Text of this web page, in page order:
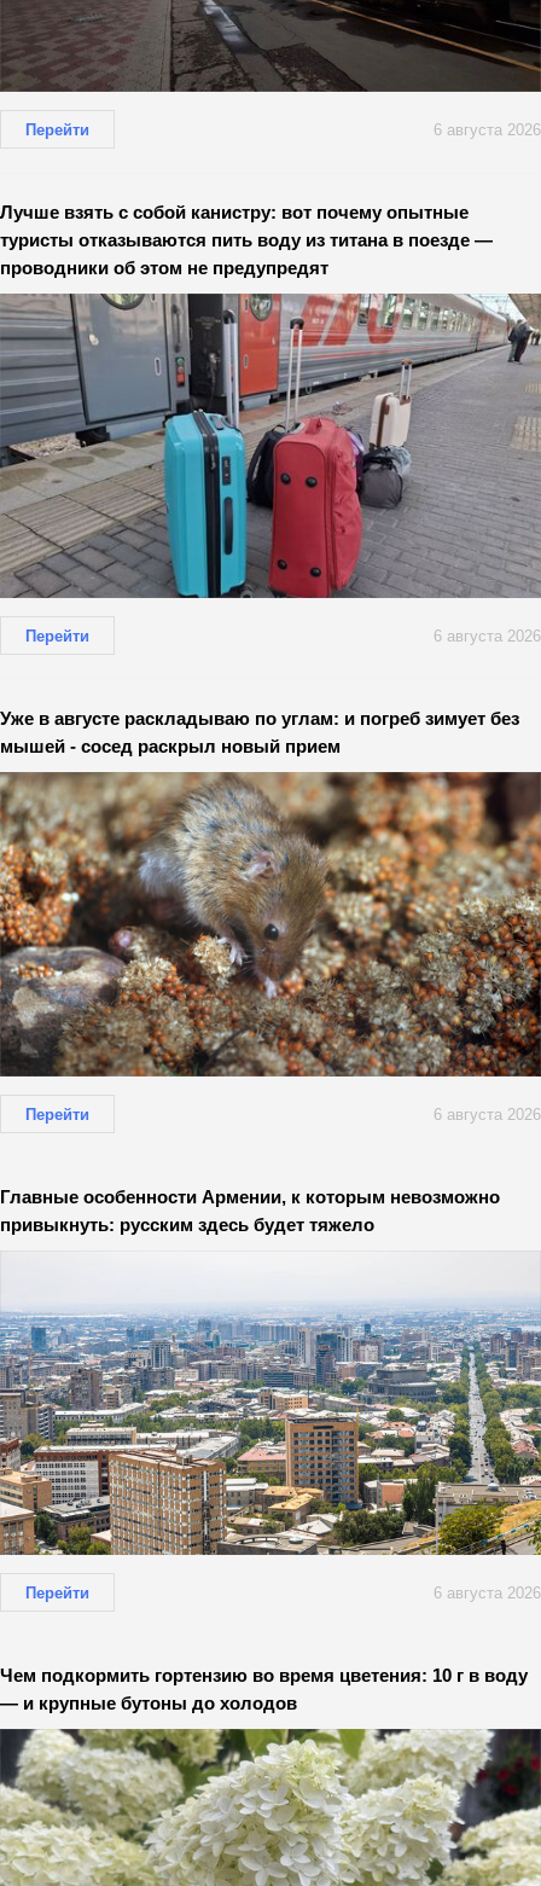
Перейти 6 августа 2026
Лучше взять с собой канистру: вот почему опытные
туристы отказываются пить воду из титана в поезде —
проводники об этом не предупредят
Перейти 6 августа 2026
Уже в августе раскладываю по углам: и погреб зимует без
мышей - сосед раскрыл новый прием
Перейти 6 августа 2026
Главные особенности Армении, к которым невозможно
привыкнуть: русским здесь будет тяжело
Перейти 6 августа 2026
Чем подкормить гортензию во время цветения: 10 г в воду
— и крупные бутоны до холодов